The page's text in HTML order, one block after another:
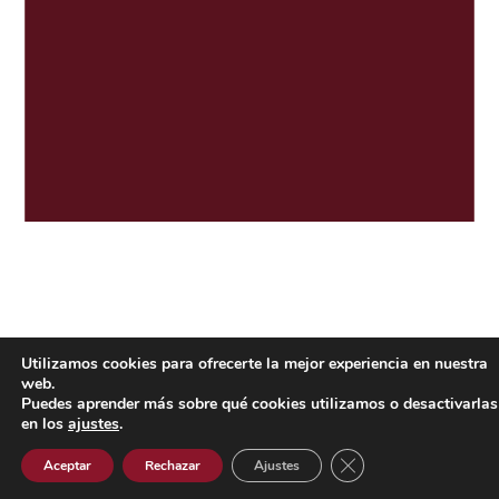
Utilizamos cookies para ofrecerte la mejor experiencia en nuestra
web.
Puedes aprender más sobre qué cookies utilizamos o desactivarlas
en los ajustes.
Aceptar Rechazar Ajustes Cerrar el banner de